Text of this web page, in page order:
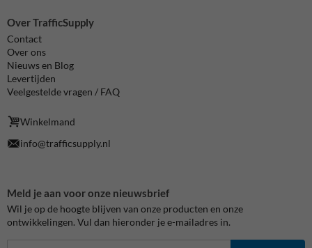
Over TrafficSupply
Contact
Over ons
Nieuws en Blog
Levertijden
Veelgestelde vragen / FAQ
Winkelmand
info@trafficsupply.nl
Meld je aan voor onze nieuwsbrief
Wil je op de hoogte blijven van onze producten en onze
ontwikkelingen. Vul dan hieronder je e-mailadres in.